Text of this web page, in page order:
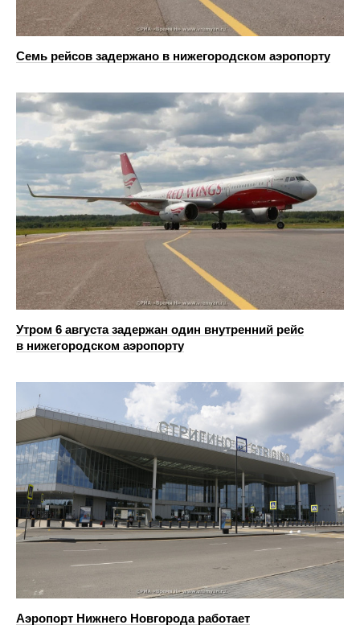
Семь рейсов задержано в нижегородском аэропорту
Утром 6 августа задержан один внутренний рейс
в нижегородском аэропорту
Аэропорт Нижнего Новгорода работает